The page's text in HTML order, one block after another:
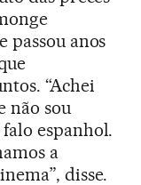
passou anos
“Achei
não sou
espanhol.
a
disse.